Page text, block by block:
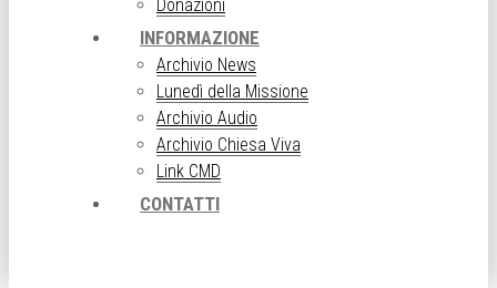
Donazioni
INFORMAZIONE
Archivio News
Lunedì della Missione
Archivio Audio
Archivio Chiesa Viva
Link CMD
CONTATTI